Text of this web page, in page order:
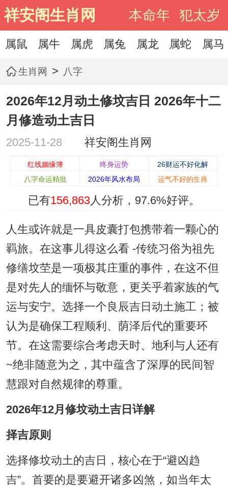
祥安阁生肖网 本命年 犯太岁
属鼠 属牛 属虎 属兔 属龙 属蛇 属马
生肖网 > 八字
2026年12月动土修坟吉日 2026年十二
月修造动土吉日
2025-11-28 祥安阁生肖网
红线姻缘簿 终身运势
26财运不好化解
八字命运精批
2026年风水布局 运气不好的生肖
已有156,863人分析， 97.6%好评。
人生或许就是一具皮囊打包携带着一颗心的
羁旅。在这事儿得这么看 -传统习俗为祖先
修缮坟茔是一项极其庄重的事件，在这不但
是对先人的缅怀与敬意，更关乎着家族的气
运与安宁。选择一个良辰吉日动土施工；被
认为是确保工程顺利、荫泽后代的重要环
节。在这需要综合考虑天时、地利与人还有
~绝非随意为之，其中蕴含了深厚的民间智
慧跟对自然规律的尊重。
2026年12月修坟动土吉日详解
择吉原则
选择修坟动土的吉日，核心在于“避凶趋
吉”。首要的是要避开诸多凶煞，如当年太